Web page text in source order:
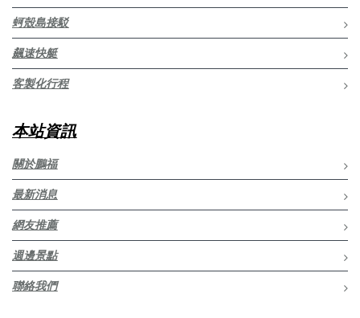
蚵殼島接駁
飆速快艇
客製化行程
本站資訊
關於鵬福
最新消息
網友推薦
週邊景點
聯絡我們